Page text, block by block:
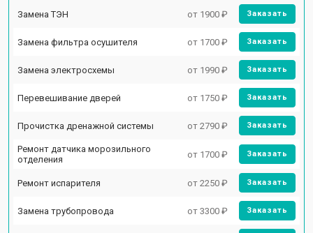
Замена ТЭН от 1900 ₽ Заказать
Замена фильтра осушителя от 1700 ₽ Заказать
Замена электросхемы от 1990 ₽ Заказать
Перевешивание дверей от 1750 ₽ Заказать
Прочистка дренажной системы от 2790 ₽ Заказать
Ремонт датчика морозильного
отделения
от 1700 ₽ Заказать
Ремонт испарителя от 2250 ₽ Заказать
Замена трубопровода от 3300 ₽ Заказать